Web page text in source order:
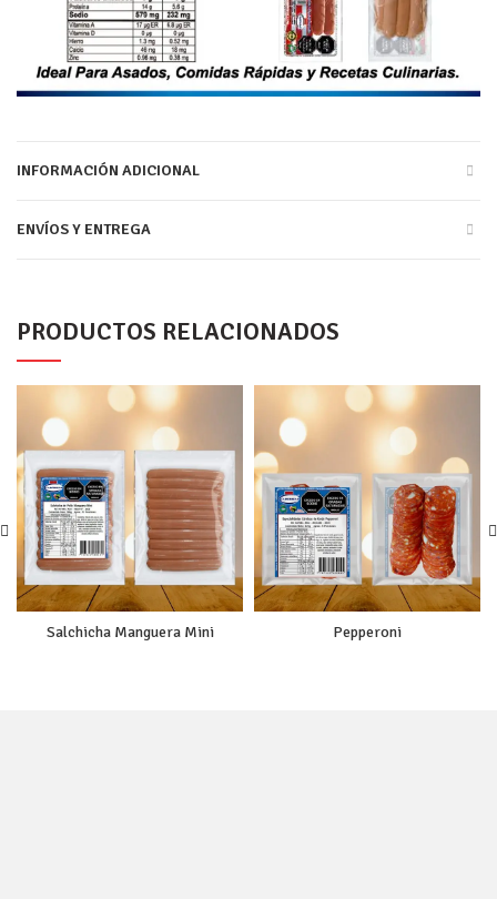
INFORMACIÓN ADICIONAL
ENVÍOS Y ENTREGA
PRODUCTOS RELACIONADOS
Salchicha Manguera Mini Pepperoni